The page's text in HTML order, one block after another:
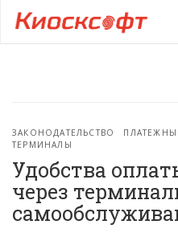
ЗАКОНОДАТЕЛЬСТВО
ТЕРМИНАЛЫ
Удобства
через